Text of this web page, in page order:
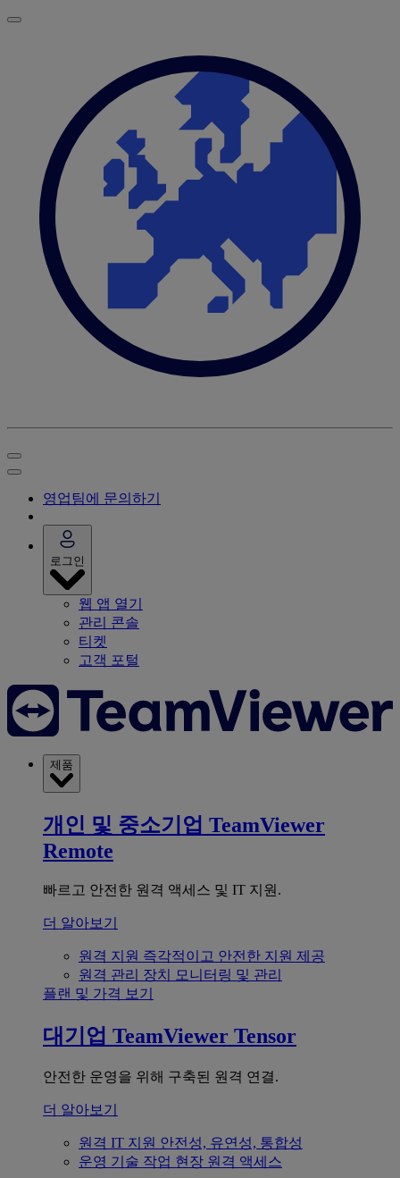
영업팀에 문의하기
로그인
웹 앱 열기
관리 콘솔
티켓
고객 포털
제품
개인 및 중소기업 TeamViewer
Remote
빠르고 안전한 원격 액세스 및 IT 지원.
더 알아보기
원격 지원 즉각적이고 안전한 지원 제공
원격 관리 장치 모니터링 및 관리
플랜 및 가격 보기
대기업 TeamViewer Tensor
안전한 운영을 위해 구축된 원격 연결.
더 알아보기
원격 IT 지원 안전성, 유연성, 통합성
운영 기술 작업 현장 원격 액세스